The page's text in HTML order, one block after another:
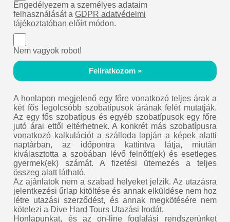
Engedélyezem a személyes adataim
felhasználását aGDPR adatvédelmi
tájékoztatóban előírt módon.
Nem vagyok robot!
Feliratkozom »
A honlapon megjelenő egy főre vonatkozó teljes árak a
két fős legolcsóbb szobatípusok árának felét mutatják.
Az egy fős szobatípus és egyéb szobatípusok egy főre
jutó árai ettől eltérhetnek. A konkrét más szobatípusra
vonatkozó kalkulációt a szálloda lapján a képek alatti
naptárban, az időpontra kattintva látja, miután
kiválasztotta a szobában lévő felnőtt(ek) és esetleges
gyermek(ek) számát. A fizetési ütemezés a teljes
összeg alatt látható.
Az ajánlatok nem a szabad helyeket jelzik. Az utazásra
jelentkezési űrlap kitöltése és annak elküldése nem hoz
létre utazási szerződést, és annak megkötésére nem
kötelezi a Dive Hard Tours Utazási Irodát.
Honlapunkat, és az on-line foglalási rendszerünket